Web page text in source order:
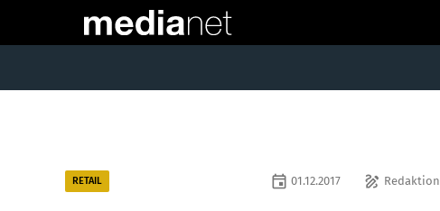
RETAIL draw Redaktion
event 01.12.2017